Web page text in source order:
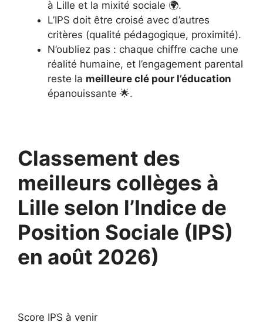
à Lille et la mixité sociale 🌍.
L’IPS doit être croisé avec d’autres
critères (qualité pédagogique, proximité).
N’oubliez pas : chaque chiffre cache une
réalité humaine, et l’engagement parental
reste la meilleure clé pour l’éducation
épanouissante 🌟.
Classement des
meilleurs collèges à
Lille selon l’Indice de
Position Sociale (IPS)
en août 2026)
Score IPS à venir